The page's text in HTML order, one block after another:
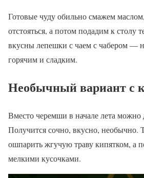
Готовые чуду обильно смажем
отстояться, а потом подадим к столу
вкусны лепешки с чаем с чабером —
горячим и сладким.
Необычный вариант с
Вместо черемши в начале лета можно
Получится сочно, вкусно, необычно.
ошпарить жгучую траву кипятком, а
мелкими кусочками.